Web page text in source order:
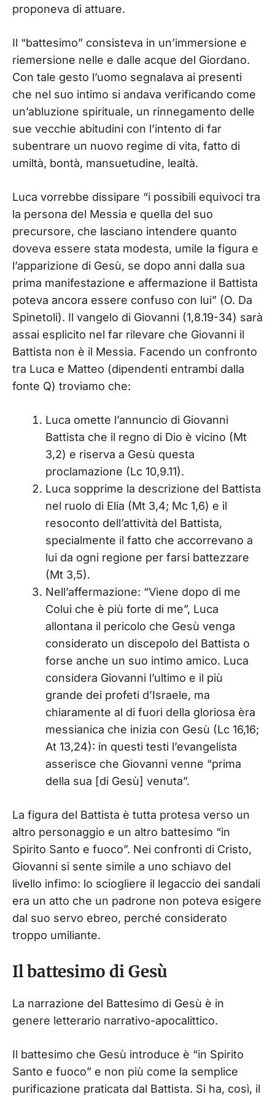
proponeva di attuare.
Il “battesimo” consisteva in un’immersione e
riemersione nelle e dalle acque del Giordano.
Con tale gesto l’uomo segnalava ai presenti
che nel suo intimo si andava verificando come
un’abluzione spirituale, un rinnegamento delle
sue vecchie abitudini con l’intento di far
subentrare un nuovo regime di vita, fatto di
umiltà, bontà, mansuetudine, lealtà.
Luca vorrebbe dissipare “i possibili equivoci tra
la persona del Messia e quella del suo
precursore, che lasciano intendere quanto
doveva essere stata modesta, umile la figura e
l’apparizione di Gesù, se dopo anni dalla sua
prima manifestazione e affermazione il Battista
poteva ancora essere confuso con lui” (O. Da
Spinetoli). Il vangelo di Giovanni (1,8.19-34) sarà
assai esplicito nel far rilevare che Giovanni il
Battista non è il Messia. Facendo un confronto
tra Luca e Matteo (dipendenti entrambi dalla
fonte Q) troviamo che:
Luca omette l’annuncio di Giovanni
Battista che il regno di Dio è vicino (Mt
3,2) e riserva a Gesù questa
proclamazione (Lc 10,9.11).
Luca sopprime la descrizione del Battista
nel ruolo di Elia (Mt 3,4; Mc 1,6) e il
resoconto dell’attività del Battista,
specialmente il fatto che accorrevano a
lui da ogni regione per farsi battezzare
(Mt 3,5).
Nell’affermazione: “Viene dopo di me
Colui che è più forte di me”, Luca
allontana il pericolo che Gesù venga
considerato un discepolo del Battista o
forse anche un suo intimo amico. Luca
considera Giovanni l’ultimo e il più
grande dei profeti d’Israele, ma
chiaramente al di fuori della gloriosa èra
messianica che inizia con Gesù (Lc 16,16;
At 13,24): in questi testi l’evangelista
asserisce che Giovanni venne “prima
della sua [di Gesù] venuta”.
La figura del Battista è tutta protesa verso un
altro personaggio e un altro battesimo “in
Spirito Santo e fuoco”. Nei confronti di Cristo,
Giovanni si sente simile a uno schiavo del
livello infimo: lo sciogliere il legaccio dei sandali
era un atto che un padrone non poteva esigere
dal suo servo ebreo, perché considerato
troppo umiliante.
Il battesimo di Gesù
La narrazione del Battesimo di Gesù è in
genere letterario narrativo-apocalittico.
Il battesimo che Gesù introduce è “in Spirito
Santo e fuoco” e non più come la semplice
purificazione praticata dal Battista. Si ha, così, il